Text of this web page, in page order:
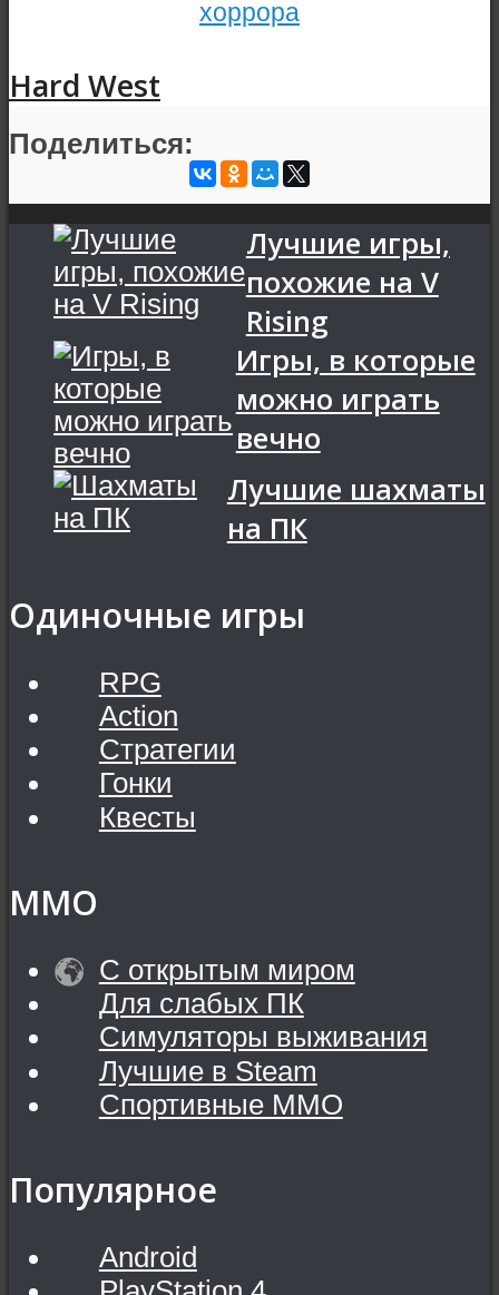
хоррора
Hard West
Поделиться:
Лучшие игры,
похожие на V
Rising
Игры, в которые
можно играть
вечно
Лучшие шахматы
на ПК
Одиночные игры
RPG
Action
Стратегии
Гонки
Квесты
MMO
С открытым миром
Для слабых ПК
Симуляторы выживания
Лучшие в Steam
Спортивные MMO
Популярное
Android